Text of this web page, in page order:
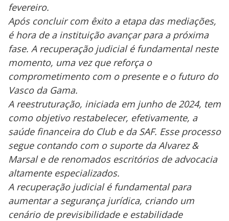
fevereiro.
Após concluir com êxito a etapa das mediações,
é hora de a instituição avançar para a próxima
fase. A recuperação judicial é fundamental neste
momento, uma vez que reforça o
comprometimento com o presente e o futuro do
Vasco da Gama.
A reestruturação, iniciada em junho de 2024, tem
como objetivo restabelecer, efetivamente, a
saúde financeira do Club e da SAF. Esse processo
segue contando com o suporte da Alvarez &
Marsal e de renomados escritórios de advocacia
altamente especializados.
A recuperação judicial é fundamental para
aumentar a segurança jurídica, criando um
cenário de previsibilidade e estabilidade